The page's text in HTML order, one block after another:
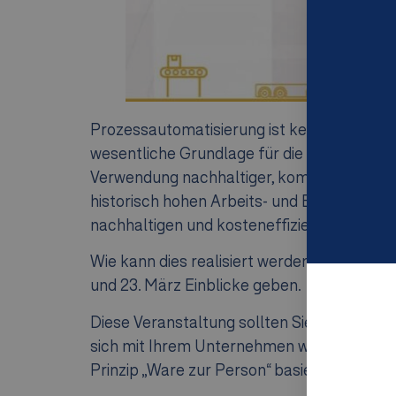
Prozessautomatisierung ist kein Trend
wesentliche Grundlage für die
Verwendung nachhaltiger, komprimierter,
historisch hohen Arbeits- und
nachhaltigen und kosteneffizienten Betrieb
Wie kann dies realisiert werden?Piotr
und 23. März Einblicke geben.
Diese Veranstaltung sollten Sie nicht
sich mit Ihrem Unternehmen
Prinzip „Ware zur Person“ basieren.